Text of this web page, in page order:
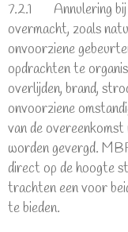
7.2.1 Annulering bij
overmacht, zoals
onvoorziene
opdrachten te
overlijden, brand,
onvoorziene
van de
worden gevergd.
direct op de hoogte
trachten een voor
te bieden.